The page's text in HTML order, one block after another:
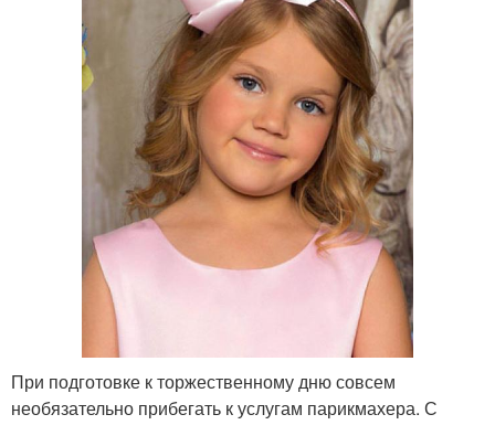
При подготовке к торжественному дню совсем
необязательно прибегать к услугам парикмахера. С